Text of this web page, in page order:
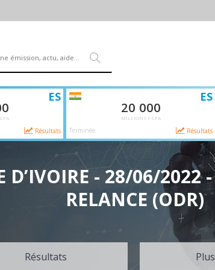
ES
Résultats
ES
20 000
MILLIONS F CFA
Terminée Résultats
D’IVOIRE - 28/06/2022
RELANCE (ODR)
Résultats